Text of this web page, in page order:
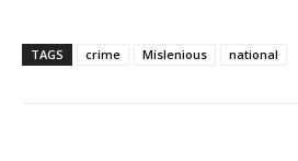
TAGS crime Mislenious national